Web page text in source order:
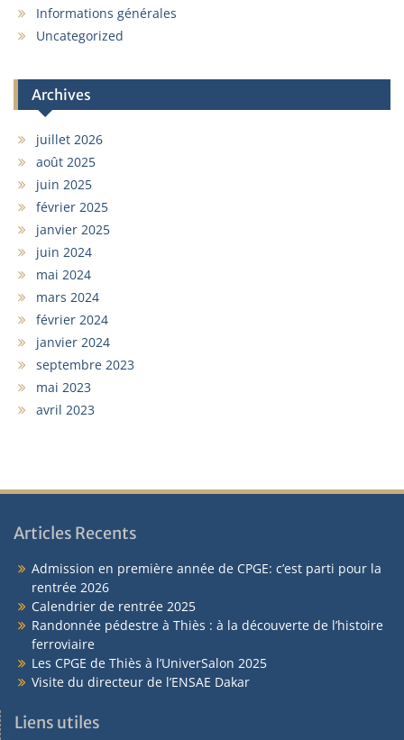
Informations générales
Uncategorized
Archives
juillet 2026
août 2025
juin 2025
février 2025
janvier 2025
juin 2024
mai 2024
mars 2024
février 2024
janvier 2024
septembre 2023
mai 2023
avril 2023
Articles Recents
Admission en première année de CPGE: c’est parti pour la
rentrée 2026
Calendrier de rentrée 2025
Randonnée pédestre à Thiès : à la découverte de l’histoire
ferroviaire
Les CPGE de Thiès à l’UniverSalon 2025
Visite du directeur de l’ENSAE Dakar
Liens utiles